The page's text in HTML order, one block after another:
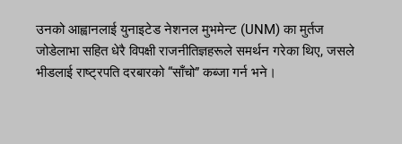
उनको आह्वानलाई युनाइटेड नेशनल मुभमेन्ट (UNM) का मुर्तज
जोडेलाभा सहित धेरै विपक्षी राजनीतिज्ञहरूले समर्थन गरेका थिए, जसले
भीडलाई राष्ट्रपति दरबारको “साँचो” कब्जा गर्न भने।